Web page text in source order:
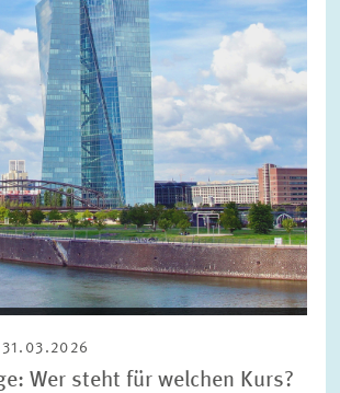
31.03.2026
Wer steht für welchen Kurs?